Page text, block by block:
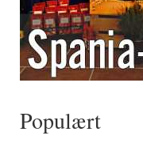
Populært